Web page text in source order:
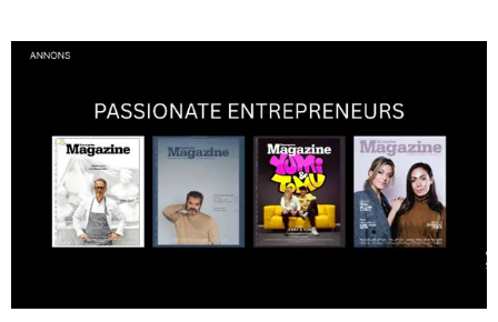
En av svergies mest talangfyllda tatuerare. Läs om hans historia och